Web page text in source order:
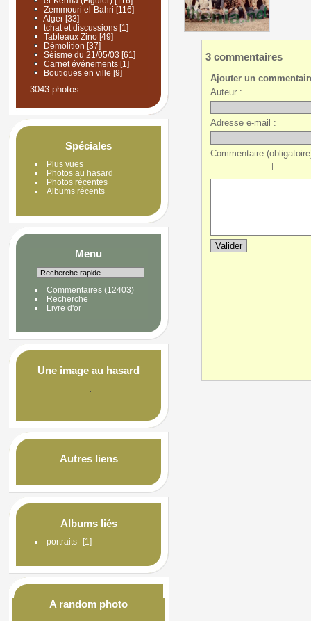
Zemmouri el-Bahri [116]
Alger[33]
tchat et discussions[1]
Tableaux Zino[49]
Démolition [37]
Séisme du 21/05/03 [61]
Carnet événements[1]
Boutiques en ville [9]
3043 photos
Spéciales
Plus vues
Photos au hasard
Photos récentes
Albums récents
Menu
Commentaires(12403)
Recherche
Livre d'or
Une image au hasard
Autres liens
Albums liés
portraits 1
A random photo
3 commentaires
Ajouter un
Auteur :
Adresse e-mail :
Commentaire
|